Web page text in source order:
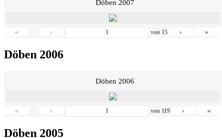
Döben 2007
« ‹ von 15 › »
Döben 2006
Döben 2006
« ‹ von 119 › »
Döben 2005